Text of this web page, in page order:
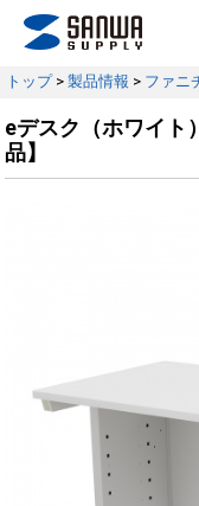
トップ> 製品情報 > ファニ
eデスク（ホワイト
品】